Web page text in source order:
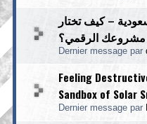
– كيف تختار
مشروعك الرقمي؟
Dernier message par
Feeling
Sandbox of Solar
Dernier message par